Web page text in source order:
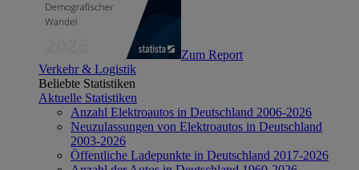
Zum Report
Verkehr & Logistik
Beliebte Statistiken
Aktuelle Statistiken
Anzahl Elektroautos in Deutschland 2006-2026
Neuzulassungen von Elektroautos in Deutschland
2003-2026
Öffentliche Ladepunkte in Deutschland 2017-2026